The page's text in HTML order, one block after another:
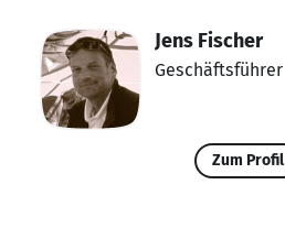
Jens Fischer
Geschäftsführer
Zum Profil